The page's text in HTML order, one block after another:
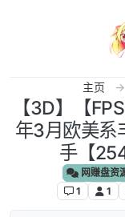
主页
【3D】【
年3月欧美系
手【
网赚盘资
1
1